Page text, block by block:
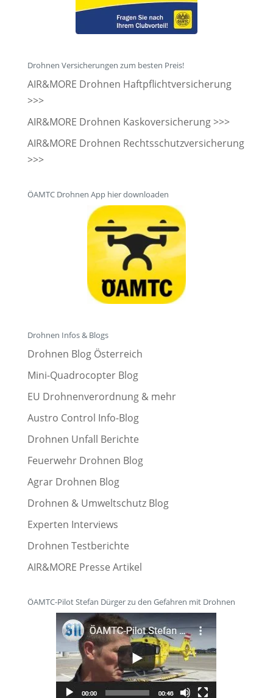
Drohnen Versicherungen zum besten Preis!
AIR&MORE Drohnen Haftpflichtversicherung
>>>
AIR&MORE Drohnen Kaskoversicherung >>>
AIR&MORE Drohnen Rechtsschutzversicherung
>>>
ÖAMTC Drohnen App hier downloaden
Drohnen Infos & Blogs
Drohnen Blog Österreich
Mini-Quadrocopter Blog
EU Drohnenverordnung & mehr
Austro Control Info-Blog
Drohnen Unfall Berichte
Feuerwehr Drohnen Blog
Agrar Drohnen Blog
Drohnen & Umweltschutz Blog
Experten Interviews
Drohnen Testberichte
AIR&MORE Presse Artikel
ÖAMTC-Pilot Stefan Dürger zu den Gefahren mit Drohnen